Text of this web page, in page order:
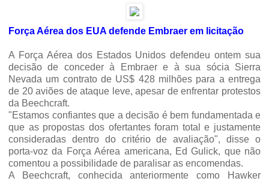
Força Aérea dos EUA defende Embraer em licitação
A Força Aérea dos Estados Unidos defendeu ontem sua
decisão de conceder à Embraer e à sua sócia Sierra
Nevada um contrato de US$ 428 milhões para a entrega
de 20 aviões de ataque leve, apesar de enfrentar protestos
da Beechcraft.
"Estamos confiantes que a decisão é bem fundamentada e
que as propostas dos ofertantes foram total e justamente
consideradas dentro do critério de avaliação", disse o
porta-voz da Força Aérea americana, Ed Gulick, que não
comentou a possibilidade de paralisar as encomendas.
A Beechcraft, conhecida anteriormente como Hawker